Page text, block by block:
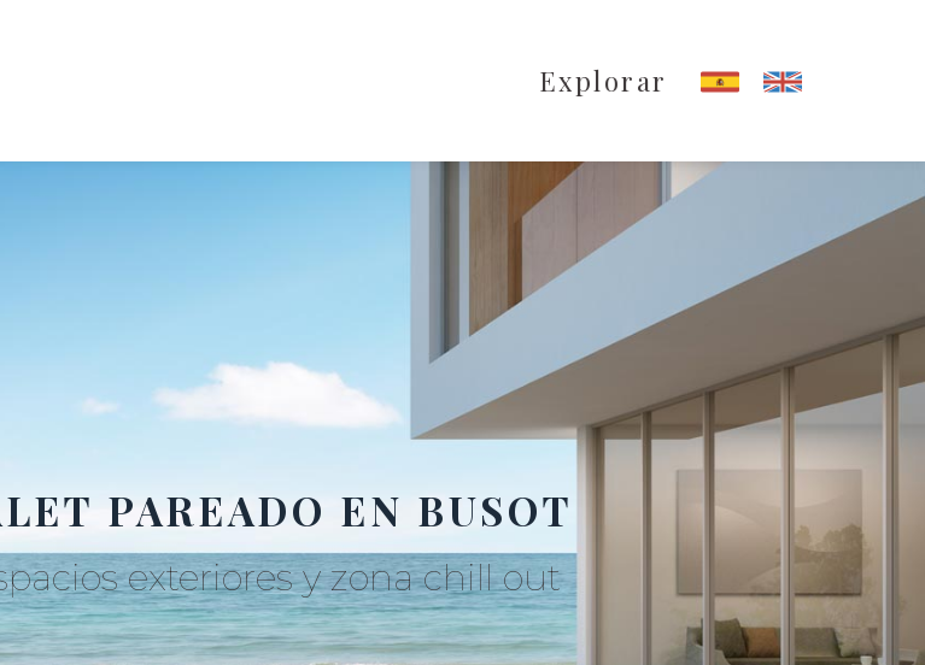
Explorar
PAREADO EN BUSOT
exteriores y zona chill out